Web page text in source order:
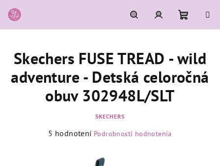
na
obsah
HľadaťPrihlásenie
košík
Skechers FUSE TREAD - wild
adventure - Detská celoročná
obuv 302948L/SLT
SKECHERS
Priemerné
5 hodnotení Podrobnosti hodnotenia